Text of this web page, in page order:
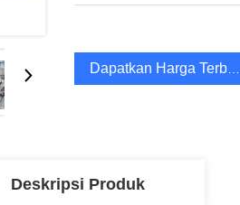
Dapatkan Harga Terbaik
Deskripsi Produk